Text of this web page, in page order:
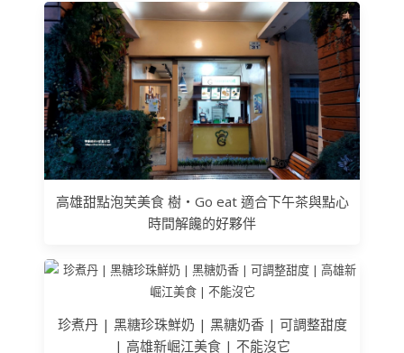
高雄甜點泡芙美食 樹‧Go eat 適合下午茶與點心
時間解饞的好夥伴
珍煮丹 | 黑糖珍珠鮮奶 | 黑糖奶香 | 可調整甜度
| 高雄新崛江美食 | 不能沒它